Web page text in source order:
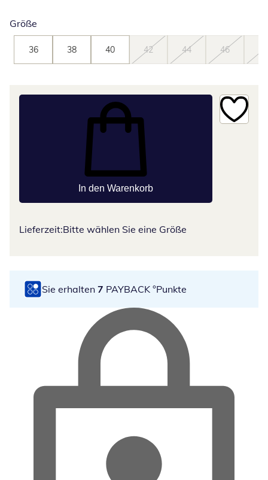
Größe
36 38 40 42 44 46
In den Warenkorb
Lieferzeit:Bitte wählen Sie eine Größe
Sie erhalten 7 PAYBACK °Punkte